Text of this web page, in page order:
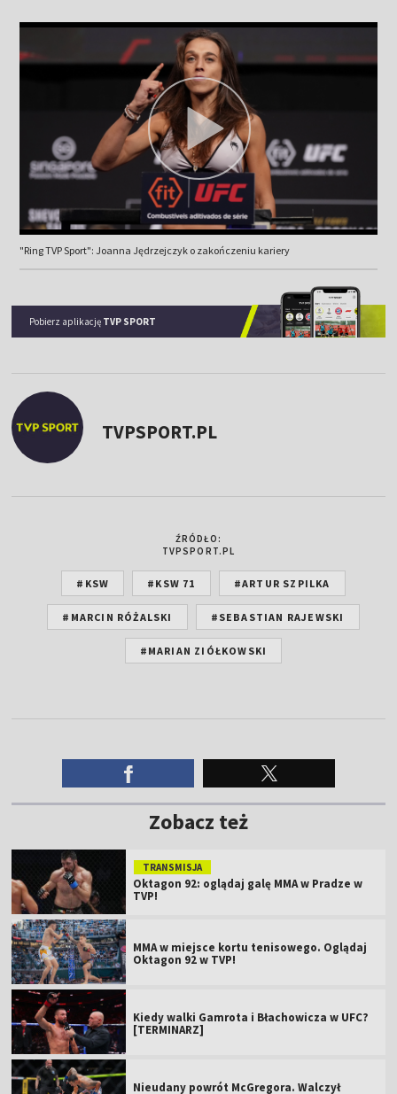
"Ring TVP Sport": Joanna Jędrzejczyk o zakończeniu kariery
Pobierz aplikację TVP SPORT
TVPSPORT.PL
ŹRÓDŁO:
TVPSPORT.PL
#KSW #KSW 71 #ARTUR SZPILKA
#MARCIN RÓŻALSKI #SEBASTIAN RAJEWSKI
#MARIAN ZIÓŁKOWSKI
Zobacz też
TRANSMISJA
Oktagon 92: oglądaj galę MMA w Pradze w
TVP!
MMA w miejsce kortu tenisowego. Oglądaj
Oktagon 92 w TVP!
Kiedy walki Gamrota i Błachowicza w UFC?
[TERMINARZ]
Nieudany powrót McGregora. Walczył